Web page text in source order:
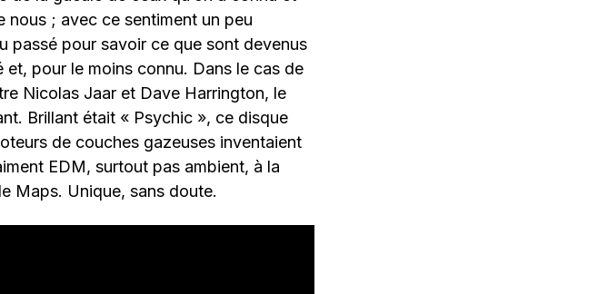
nous ; avec ce sentiment un peu
passé pour savoir ce que sont devenus
et, pour le moins connu. Dans le cas de
Nicolas Jaar et Dave Harrington, le
Brillant était « Psychic », ce disque
de couches gazeuses inventaient
EDM, surtout pas ambient, à la
Maps. Unique, sans doute.